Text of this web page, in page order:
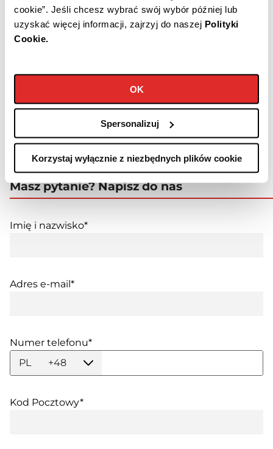
cookie”. Jeśli chcesz wybrać swój wybór później lub
uzyskać więcej informacji, zajrzyj do naszej Polityki
Cookie.
OK
Spersonalizuj
Korzystaj wyłącznie z niezbędnych plików cookie
Odtwórz
Awaria butli gazowej
Co zrobić jeśli poczujesz ulatniający się
Masz pytanie? Napisz do nas
Imię i nazwisko*
Adres e-mail*
Numer telefonu*
PL
+48
Kod Pocztowy*